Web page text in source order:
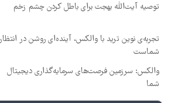
توصیه آیت‌الله بهجت برای باطل کردن چشم زخم
تجربه‌ی نوین ترید با والکس، آینده‌ای روشن در انتظار
شماست
والکس: سرزمین فرصت‌های سرمایه‌گذاری دیجیتال
شما